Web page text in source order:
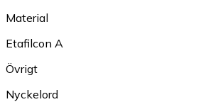
Material
Etafilcon A
Övrigt
Nyckelord